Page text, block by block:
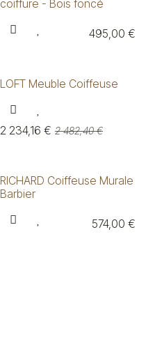
coiffure - Bois foncé
495,00 €
LOFT Meuble Coiffeuse
2 234,16 € 2 482,40€
RICHARD Coiffeuse Murale
Barbier
574,00 €